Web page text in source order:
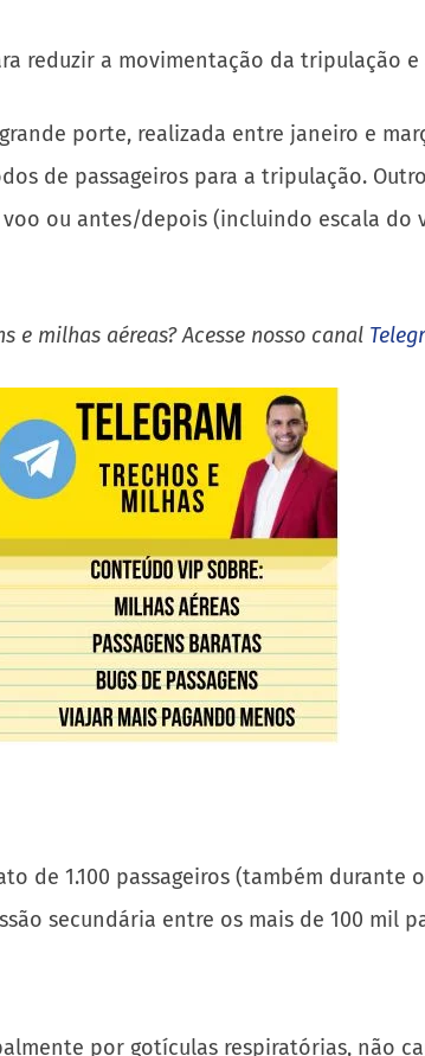
reduzir a movimentação da tripulação e
porte, realizada entre janeiro e
de passageiros para a tripulação.
ou antes/depois (incluindo escala do
e milhas aéreas? Acesse nosso canal
de 1.100 passageiros (também
secundária entre os mais de 100 mil
por gotículas respiratórias, não